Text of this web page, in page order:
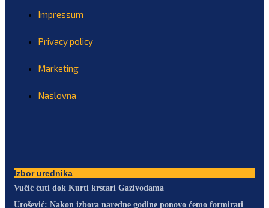
Impressum
Privacy policy
Marketing
Naslovna
Izbor urednika
Vučić ćuti dok Kurti krstari Gazivodama
Urošević: Nakon izbora naredne godine ponovo ćemo formirati